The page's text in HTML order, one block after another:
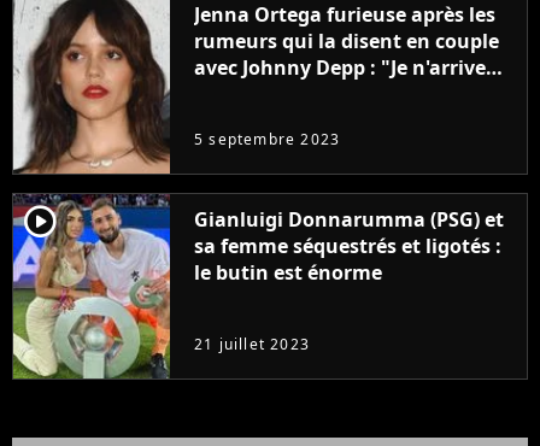
Jenna Ortega furieuse après les
rumeurs qui la disent en couple
avec Johnny Depp : "Je n'arrive
5 septembre 2023
player2
Gianluigi Donnarumma (PSG) et
sa femme séquestrés et ligotés :
le butin est énorme
21 juillet 2023